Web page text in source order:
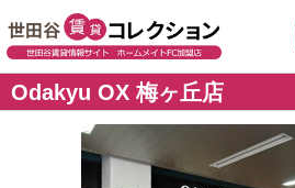
Odakyu OX 梅ヶ丘店